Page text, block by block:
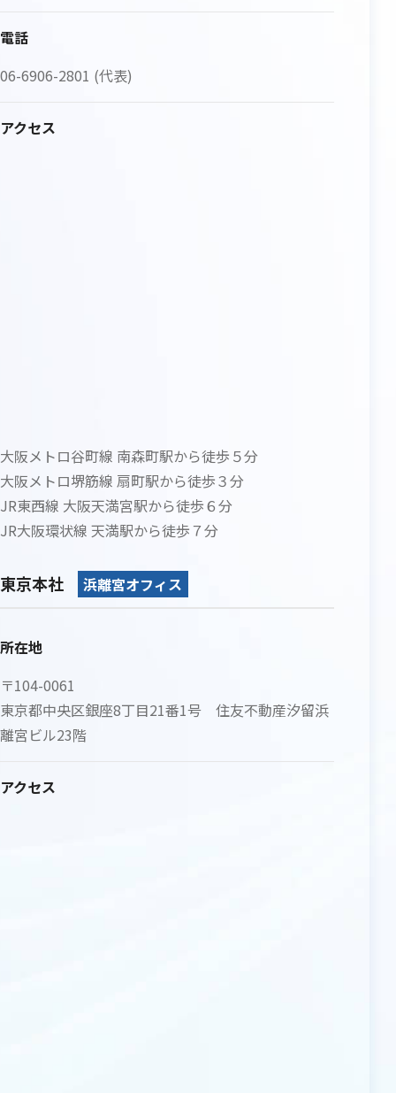
電話
06-6906-2801 (代表)
アクセス
大阪メトロ谷町線 南森町駅から徒歩５分
大阪メトロ堺筋線 扇町駅から徒歩３分
JR東西線 大阪天満宮駅から徒歩６分
JR大阪環状線 天満駅から徒歩７分
東京本社 浜離宮オフィス
所在地
〒104-0061
東京都中央区銀座8丁目21番1号 住友不動産汐留浜
離宮ビル23階
アクセス